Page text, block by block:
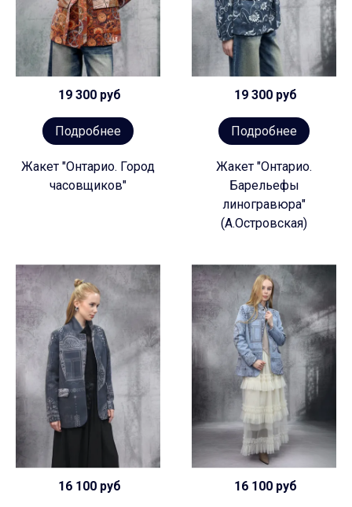
19 300 руб
Подробнее
Жакет "Онтарио. Город
часовщиков"
19 300 руб
Подробнее
Жакет "Онтарио.
Барельефы
линогравюра"
(А.Островская)
16 100 руб 16 100 руб